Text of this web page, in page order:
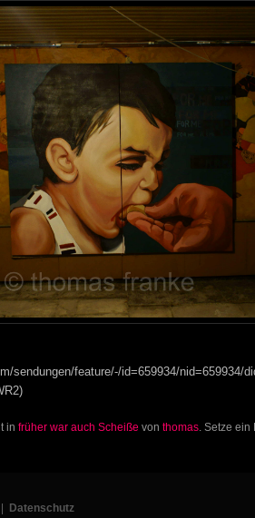
sendungen/feature/-/id=659934/nid=659934/
in früher war auch Scheiße von thomas. Setze ein
| Datenschutz